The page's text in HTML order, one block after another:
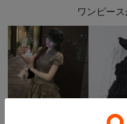
ワンピー